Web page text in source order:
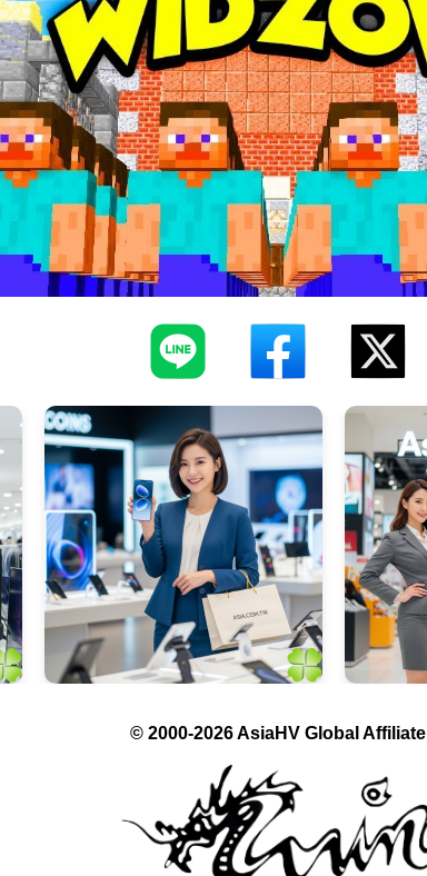
© 2000-2026 AsiaHV Global Affiliate